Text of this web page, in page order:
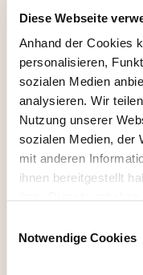
Diese Webseite
Anhand der Cookies
personalisieren,
sozialen Medien
analysieren. Wir
Nutzung unserer
sozialen Medien, der
mit anderen
ihnen bereitgestellt
Notwendige Cookies
Jean-Marc
jean-
+352 28 10 99
Mehr zum
LC ACADEMIE